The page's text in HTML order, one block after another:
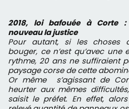
2018, loi bafouée à Corte :
nouveau la justice
Pour autant, si les choses
bouger, ce n’est qu’avec une
rythme, 20 ans ne suffiraient
paysage corse de cette
Or même
s’agissant de
heurter aux mêmes
saisit le préfet. En effet,